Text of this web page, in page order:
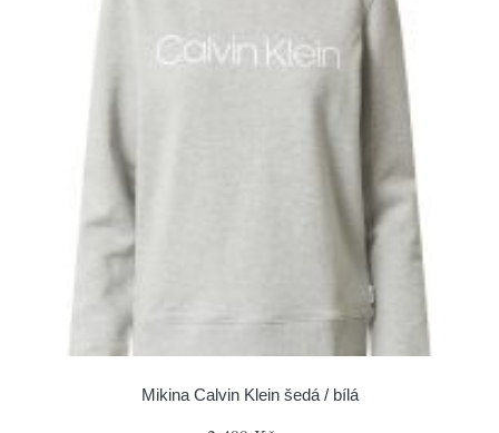
Mikina Calvin Klein šedá / bílá